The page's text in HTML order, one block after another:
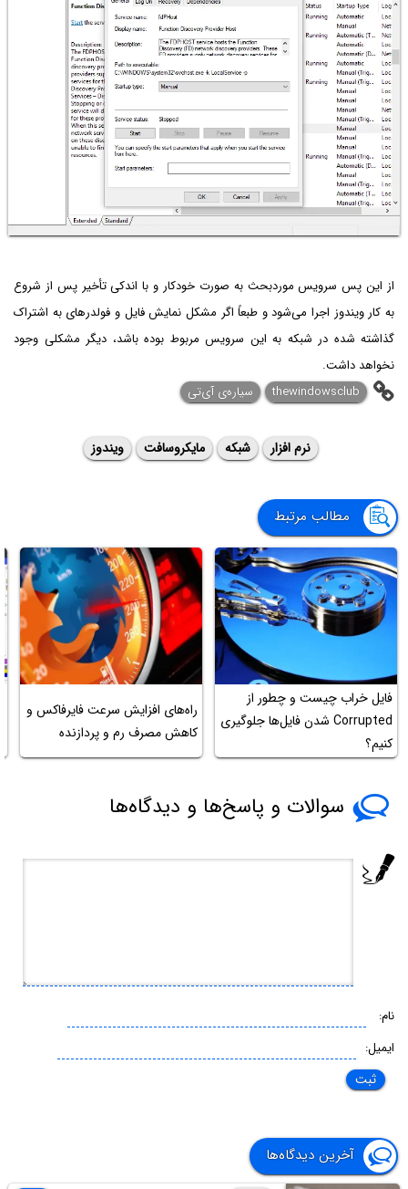
از این پس سرویس موردبحث به صورت خودکار و با اندکی تأخیر پس از شروع
به کار ویندوز اجرا می‌شود و طبعاً اگر مشکل نمایش فایل و فولدرهای به اشتراک
گذاشته شده در شبکه به این سرویس مربوط بوده باشد، دیگر مشکلی وجود
نخواهد داشت.
thewindowsclub
سیاره‌ی ‌آی‌تی
نرم افزار شبکه مایکروسافت ویندوز
مطالب مرتبط
فایل خراب چیست و چطور از
Corrupted شدن فایل‌ها جلوگیری
کنیم؟
راه‌های افزایش سرعت فایرفاکس و
کاهش مصرف رم و پردازنده
سوالات و پاسخ‌ها و دیدگاه‌ها
نام:
ایمیل:
آخرین دیدگاه‌ها